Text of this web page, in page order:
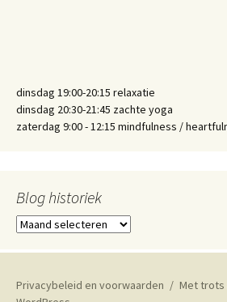
dinsdag 19:00-20:15 relaxatie
dinsdag 20:30-21:45 zachte yoga
zaterdag 9:00 - 12:15 mindfulness /
Blog historiek
Blog
Privacybeleid en voorwaarden
Met trots